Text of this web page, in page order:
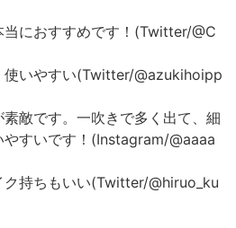
当におすすめです！(Twitter/@C
使いやすい(Twitter/@azukihoipp
素敵です。一吹きで多く出て、細
すいです！(Instagram/@aaaa
ク持ちもいい(Twitter/@hiruo_ku